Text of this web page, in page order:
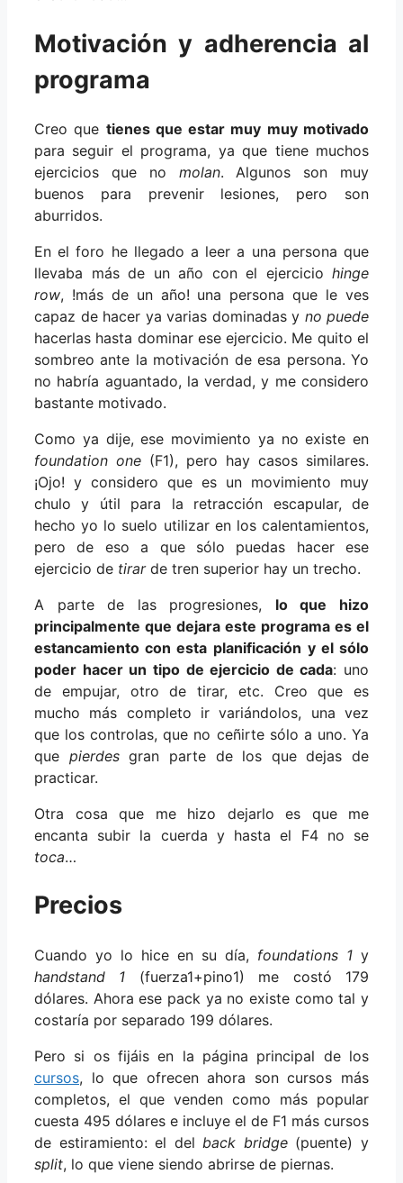
Motivación y adherencia al
programa
Creo que tienes que estar muy muy motivado
para seguir el programa, ya que tiene muchos
ejercicios que no molan. Algunos son muy
buenos para prevenir lesiones, pero son
aburridos.
En el foro he llegado a leer a una persona que
llevaba más de un año con el ejercicio hinge
row, !más de un año! una persona que le ves
capaz de hacer ya varias dominadas y no puede
hacerlas hasta dominar ese ejercicio. Me quito el
sombreo ante la motivación de esa persona. Yo
no habría aguantado, la verdad, y me considero
bastante motivado.
Como ya dije, ese movimiento ya no existe en
foundation one (F1), pero hay casos similares.
¡Ojo! y considero que es un movimiento muy
chulo y útil para la retracción escapular, de
hecho yo lo suelo utilizar en los calentamientos,
pero de eso a que sólo puedas hacer ese
ejercicio de tirarde tren superior hay un trecho.
A parte de las progresiones, lo que hizo
principalmente que dejara este programa es el
estancamiento con esta planificación y el sólo
poder hacer un tipo de ejercicio de cada: uno
de empujar, otro de tirar, etc. Creo que es
mucho más completo ir variándolos, una vez
que los controlas, que no ceñirte sólo a uno. Ya
que pierdesgran parte de los que dejas de
practicar.
Otra cosa que me hizo dejarlo es que me
encanta subir la cuerda y hasta el F4 no se
toca…
Precios
Cuando yo lo hice en su día, foundations 1 y
handstand 1 (fuerza1+pino1) me costó 179
dólares. Ahora ese pack ya no existe como tal y
costaría por separado 199 dólares.
Pero si os fijáis en la página principal de los
cursos, lo que ofrecen ahora son cursos más
completos, el que venden como más popular
cuesta 495 dólares e incluye el de F1 más cursos
de estiramiento: el del back bridge(puente) y
split, lo que viene siendo abrirse de piernas.